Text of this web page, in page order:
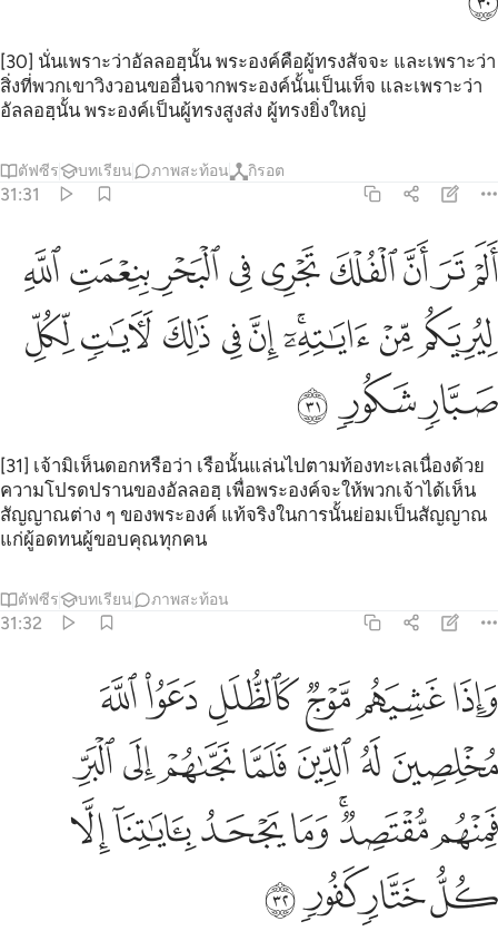
[30] นั่นเพราะว่าอัลลอฮฺนั้น พระองค์คือผู้ทรงสัจจะ และเพราะว่า
สิ่งที่พวกเขาวิงวอนขออื่นจากพระองค์นั้นเป็นเท็จ และเพราะว่า
อัลลอฮฺนั้น พระองค์เป็นผู้ทรงสูงส่ง ผู้ทรงยิ่งใหญ่
ตัฟซีร บทเรียน ภาพสะท้อน กิรอต
31:31
الم تر ان الفلك تجري في البحر بنعمت الله ليريكم من اياته ان في
أَلَمْ تَرَ أَنَّ ٱلْفُلْكَ تَجْرِى فِى ٱلْبَحْرِ بِنِعْمَتِ ٱللَّهِ لِيُرِيَكُم مِّنْ
ﱭﱮﱯﱰﱱﱲﱳﱴﱵ
ﱶﱷﱸﱹﱺﱻﱼﱽﱾ
ﱿﲀﲁ
[31] เจ้ามิเห็นดอกหรือว่า เรือนั้นแล่นไปตามท้องทะเลเนื่องด้วย
ความโปรดปรานของอัลลอฮฺ เพื่อพระองค์จะให้พวกเจ้าได้เห็น
สัญญาณต่าง ๆ ของพระองค์ แท้จริงในการนั้นย่อมเป็นสัญญาณ
แก่ผู้อดทนผู้ขอบคุณทุกคน
ตัฟซีร บทเรียน ภาพสะท้อน
31:32
واذا غشيهم موج كالظلل دعوا الله مخلصين له الدين فلما نجاهم الى
وَإِذَا غَشِيَهُم مَّوْجٌۭ كَٱلظُّلَلِ دَعَوُا۟ ٱللَّهَ مُخْلِصِينَ لَهُ ٱلدِّينَ فَلَمَّا
ﲂﲃﲄﲅﲆﲇ
ﲈﲉﲊﲋﲌﲍﲎ
ﲏﲐﲑﲒﲓﲔﲕ
ﲖﲗﲘﲙ